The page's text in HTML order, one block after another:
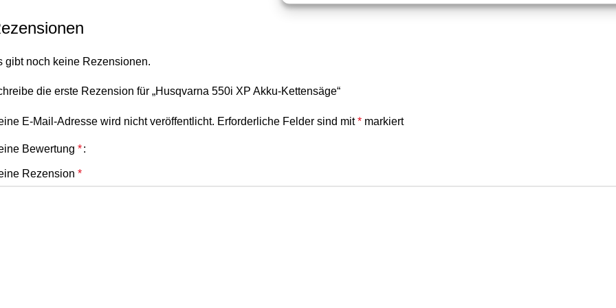
Energieeffizienz.
gibt noch keine Rezensionen.
die erste Rezension für „Husqvarna 550i XP Akku-Kettensäge“
E-Mail-Adresse wird nicht veröffentlicht. Erforderliche Felder sind mit* markiert
Bewertung *
Rezension *